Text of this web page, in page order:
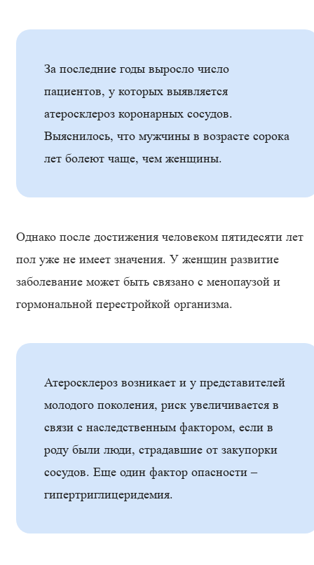
За последние годы выросло число
пациентов, у которых выявляется
атеросклероз коронарных сосудов.
Выяснилось, что мужчины в возрасте сорока
лет болеют чаще, чем женщины.
Однако после достижения человеком пятидесяти лет
пол уже не имеет значения. У женщин развитие
заболевание может быть связано с менопаузой и
гормональной перестройкой организма.
Атеросклероз возникает и у представителей
молодого поколения, риск увеличивается в
связи с наследственным фактором, если в
роду были люди, страдавшие от закупорки
сосудов. Еще один фактор опасности –
гипертриглицеридемия.